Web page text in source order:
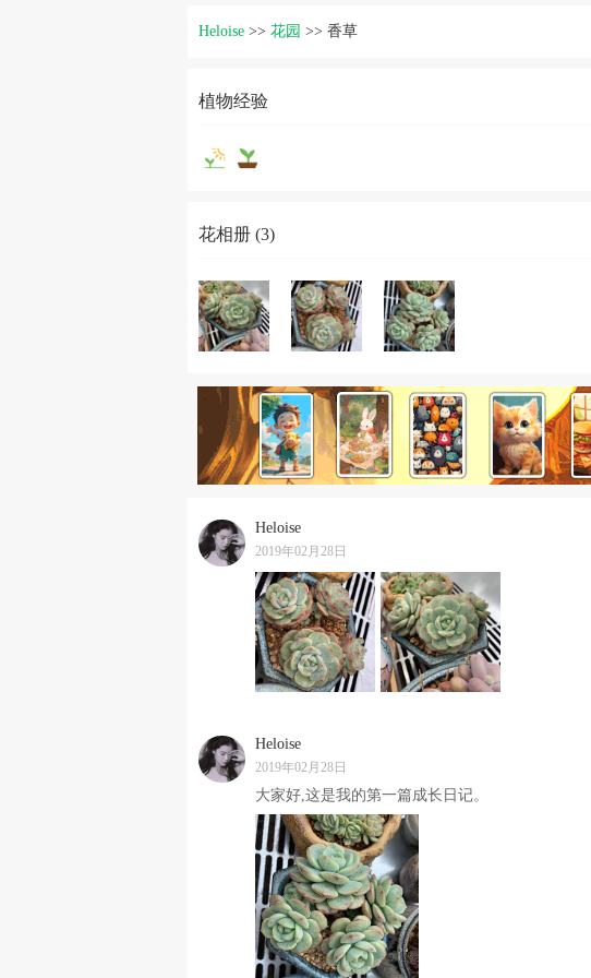
Heloise >> 花园 >> 香草
植物经验
花相册 (3)
Heloise
2019年02月28日
Heloise
2019年02月28日
大家好,这是我的第一篇成长日记。